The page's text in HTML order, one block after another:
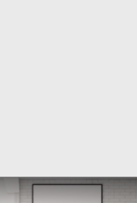
all'asta a Padova